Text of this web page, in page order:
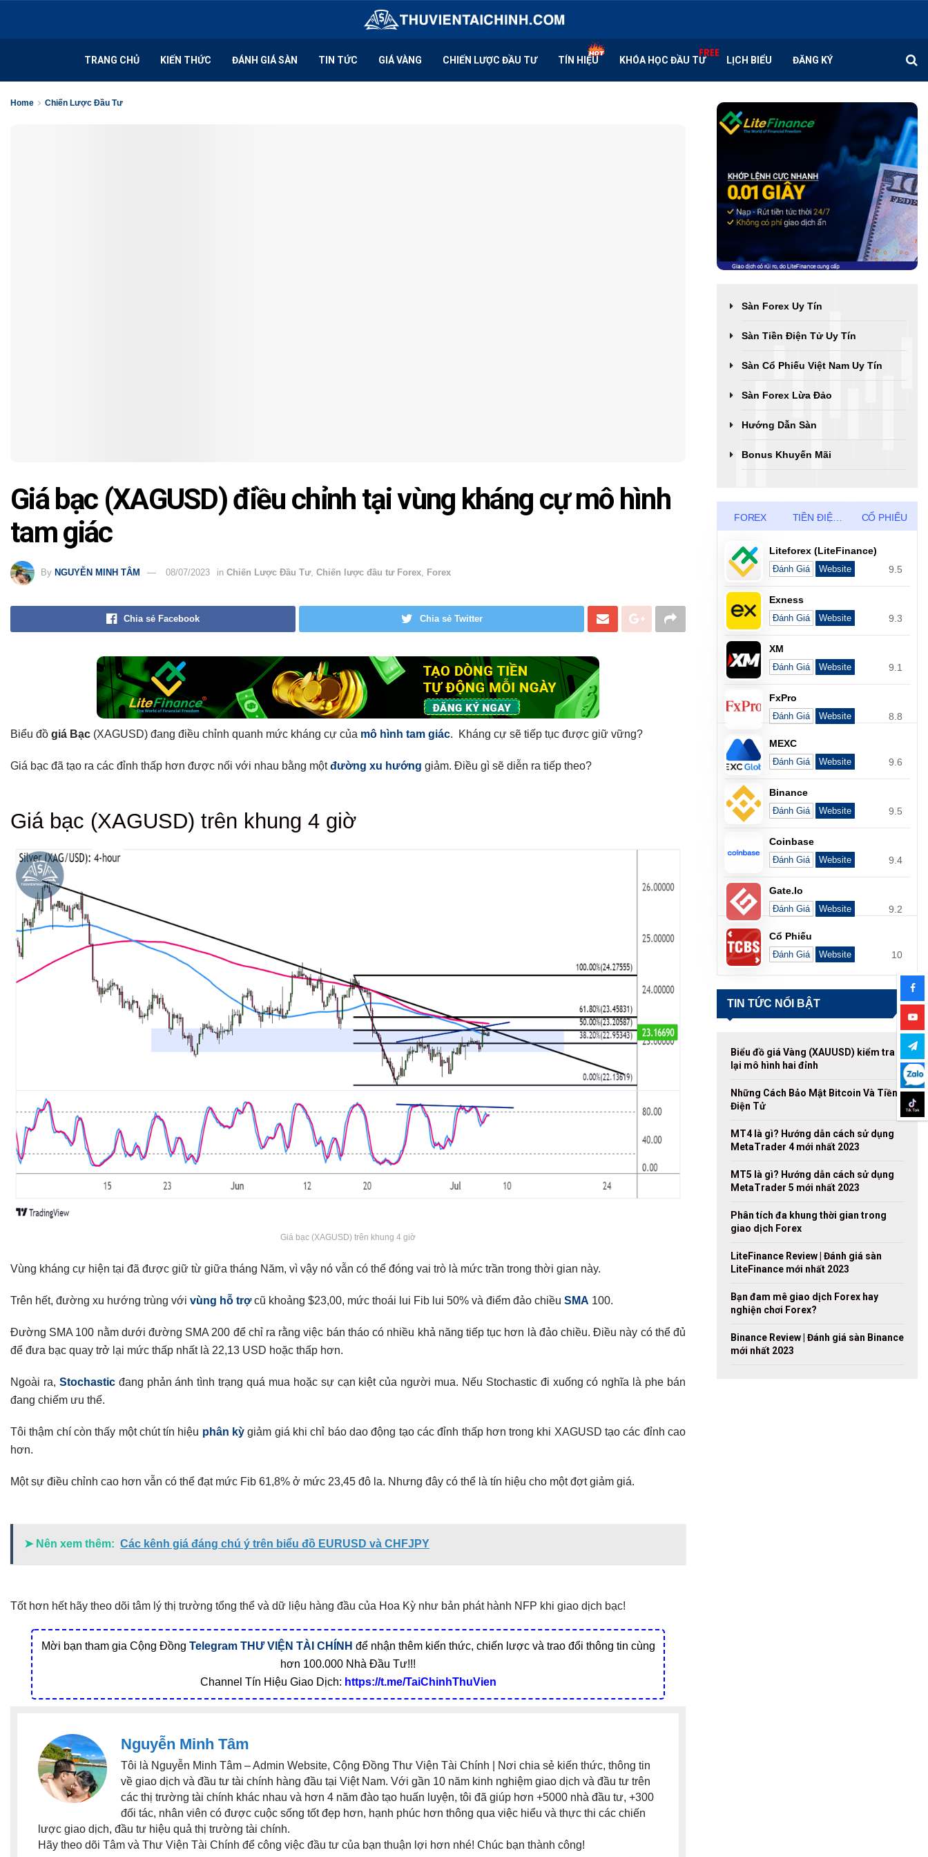
TRANG CHỦ KIẾN THỨC ĐÁNH GIÁ SÀN TIN TỨC GIÁ VÀNG CHIẾN LƯỢC ĐẦU TƯ TÍN HIỆU KHÓA HỌC ĐẦU TƯ LỊCH BIỂU ĐĂNG KÝ
Home Chiến Lược Đầu Tư
Giá bạc (XAGUSD) điều chỉnh tại vùng kháng cự mô hình
tam giác
By NGUYỄN MINH TÂM 08/07/2023 in Chiến Lược Đầu Tư, Chiến lược đầu tư Forex Forex
Chia sẻ Facebook Chia sẻ Twitter
Biểu đồ giá Bạc (XAGUSD) đang điều chỉnh quanh mức kháng cự của mô hình tam giác. Kháng cự sẽ tiếp tục được giữ vững?
Giá bạc đã tạo ra các đỉnh thấp hơn được nối với nhau bằng mộtđường xu hướng giảm. Điều gì sẽ diễn ra tiếp theo?
Giá bạc (XAGUSD) trên khung 4 giờ
Giá bạc (XAGUSD) trên khung 4 giờ
Giá bạc (XAGUSD) trên khung 4 giờ
Vùng kháng cự hiện tại đã được giữ từ giữa tháng Năm, vì vậy nó vẫn có thể đóng vai trò là mức trần trong thời gian này.
Trên hết, đường xu hướng trùng với vùng hỗ trợcũ khoảng $23,00, mức thoái lui Fib lui 50% và điểm đảo chiều SMA 100.
Đường SMA 100 nằm dưới đường SMA 200 để chỉ ra rằng việc bán tháo có nhiều khả năng tiếp tục hơn là đảo chiều. Điều này có thể đủ
để đưa bạc quay trở lại mức thấp nhất là 22,13 USD hoặc thấp hơn.
Ngoài ra, Stochasticđang phản ánh tình trạng quá mua hoặc sự cạn kiệt của người mua. Nếu Stochastic đi xuống có nghĩa là phe bán
đang chiếm ưu thế.
Tôi thậm chí còn thấy một chút tín hiệu phân kỳ giảm giá khi chỉ báo dao động tạo các đỉnh thấp hơn trong khi XAGUSD tạo các đỉnh cao
hơn.
Một sự điều chỉnh cao hơn vẫn có thể đạt mức Fib 61,8% ở mức 23,45 đô la. Nhưng đây có thể là tín hiệu cho một đợt giảm giá.
➤ Nên xem thêm: Các kênh giá đáng chú ý trên biểu đồ EURUSD và CHFJPY
Tốt hơn hết hãy theo dõi tâm lý thị trường tổng thể và dữ liệu hàng đầu của Hoa Kỳ như bản phát hành NFP khi giao dịch bạc!
Mời bạn tham gia Cộng Đồng Telegram THƯ VIỆN TÀI CHÍNH để nhận thêm kiến thức, chiến lược và trao đổi thông tin cùng
hơn 100.000 Nhà Đầu Tư!!!
Channel Tín Hiệu Giao Dịch: https://t.me/TaiChinhThuVien
Nguyễn Minh Tâm
Tôi là Nguyễn Minh Tâm – Admin Website, Cộng Đồng Thư Viện Tài Chính | Nơi chia sẻ kiến thức, thông tin
về giao dịch và đầu tư tài chính hàng đầu tại Việt Nam. Với gần 10 năm kinh nghiệm giao dịch và đầu tư trên
các thị trường tài chính khác nhau và hơn 4 năm đào tạo huấn luyện, tôi đã giúp hơn +5000 nhà đầu tư, +300
đối tác, nhân viên có được cuộc sống tốt đẹp hơn, hạnh phúc hơn thông qua việc hiểu và thực thi các chiến
lược giao dịch, đầu tư hiệu quả thị trường tài chính.
Hãy theo dõi Tâm và Thư Viện Tài Chính để công việc đầu tư của bạn thuận lợi hơn nhé! Chúc bạn thành công!
Sàn Forex Uy Tín
Sàn Tiền Điện Tử Uy Tín
Sàn Cổ Phiếu Việt Nam Uy Tín
Sàn Forex Lừa Đảo
Hướng Dẫn Sàn
Bonus Khuyến Mãi
FOREX TIỀN ĐIỆN TỬ CỔ PHIẾU
Liteforex (LiteFinance)
Đánh Giá Website 9.5
Exness
Đánh Giá Website 9.3
XM
Đánh Giá Website 9.1
FxPro
Đánh Giá Website 8.8
MEXC
Đánh Giá Website 9.6
Binance
Đánh Giá Website 9.5
Coinbase
Đánh Giá Website 9.4
Gate.io
Đánh Giá Website 9.2
Cổ Phiếu
Đánh Giá Website 10
TIN TỨC NỔI BẬT
Biểu đồ giá Vàng (XAUUSD) kiểm tra
lại mô hình hai đỉnh
Những Cách Bảo Mật Bitcoin Và Tiền
Điện Tử
MT4 là gì? Hướng dẫn cách sử dụng
MetaTrader 4 mới nhất 2023
MT5 là gì? Hướng dẫn cách sử dụng
MetaTrader 5 mới nhất 2023
Phân tích đa khung thời gian trong
giao dịch Forex
LiteFinance Review | Đánh giá sàn
LiteFinance mới nhất 2023
Bạn đam mê giao dịch Forex hay
nghiện chơi Forex?
Binance Review | Đánh giá sàn Binance
mới nhất 2023